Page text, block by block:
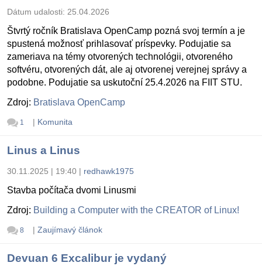
Dátum udalosti: 25.04.2026
Štvrtý ročník Bratislava OpenCamp pozná svoj termín a je
spustená možnosť prihlasovať príspevky. Podujatie sa
zameriava na témy otvorených technológii, otvoreného
softvéru, otvorených dát, ale aj otvorenej verejnej správy a
podobne. Podujatie sa uskutoční 25.4.2026 na FIIT STU.
Zdroj: Bratislava OpenCamp
1 | Komunita
Linus a Linus
30.11.2025 | 19:40 | redhawk1975
Stavba počítača dvomi Linusmi
Zdroj: Building a Computer with the CREATOR of Linux!
8 | Zaujímavý článok
Devuan 6 Excalibur je vydaný